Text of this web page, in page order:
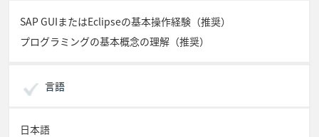
SAP GUIまたはEclipseの基本操作経験（推奨）
プログラミングの基本概念の理解（推奨）
言語
日本語